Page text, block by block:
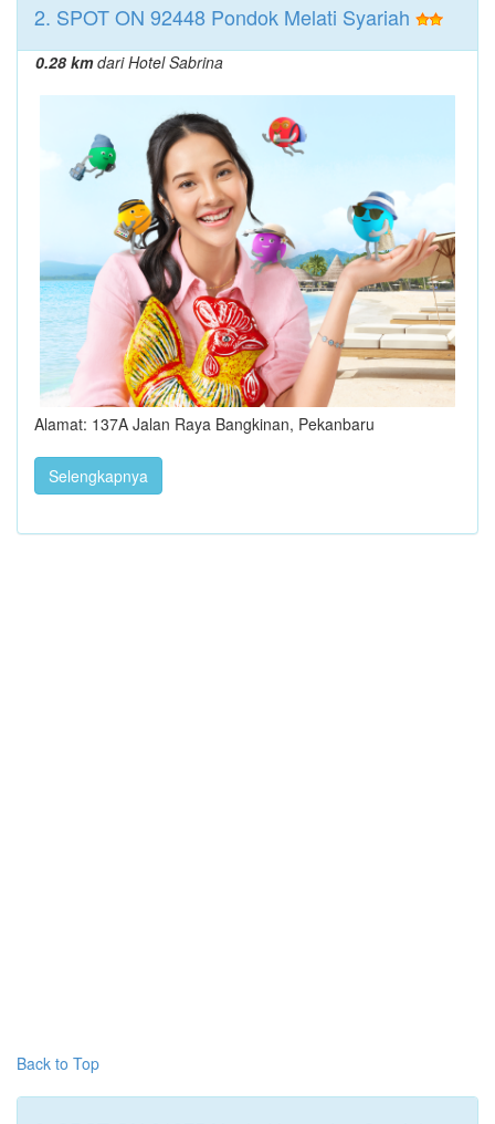
2. SPOT ON 92448 Pondok Melati Syariah
0.28 kmdari Hotel Sabrina
Alamat: 137A Jalan Raya Bangkinan, Pekanbaru
Selengkapnya
Back to Top